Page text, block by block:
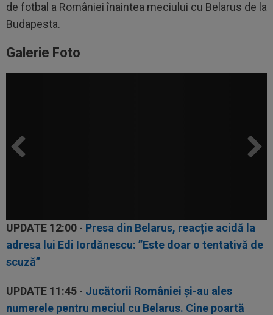
de fotbal a României înaintea meciului cu Belarus de la
Budapesta.
Galerie Foto
UPDATE 12:00 - Presa din Belarus, reacție acidă la
adresa lui Edi Iordănescu: ”Este doar o tentativă de
scuză”
UPDATE 11:45 - Jucătorii României și-au ales
numerele pentru meciul cu Belarus. Cine poartă